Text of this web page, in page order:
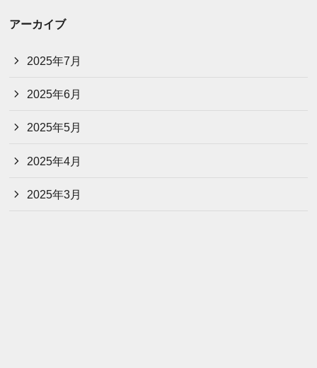
アーカイブ
2025年7月
2025年6月
2025年5月
2025年4月
2025年3月